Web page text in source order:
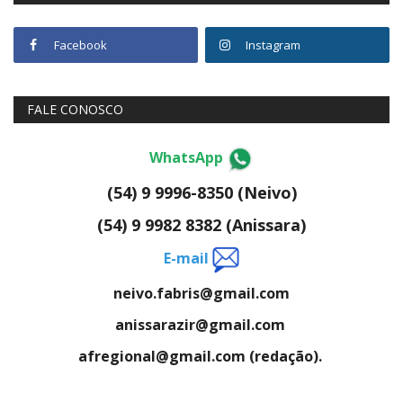
Facebook Instagram
FALE CONOSCO
WhatsApp
(54) 9 9996-8350 (Neivo)
(54) 9 9982 8382 (Anissara)
E-mail
neivo.fabris@gmail.com
anissarazir@gmail.com
afregional@gmail.com (redação).